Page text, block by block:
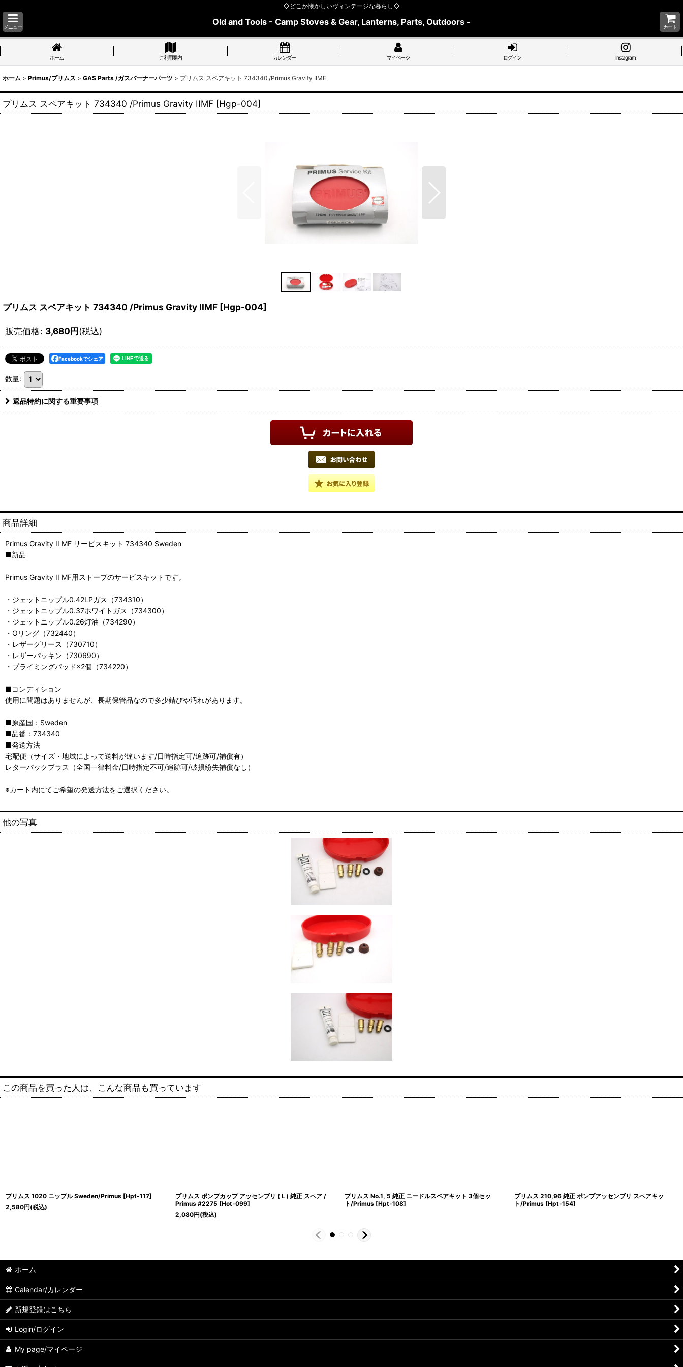
◇どこか懐かしいヴィンテージな暮らし◇
メニュー
Old and Tools - Camp Stoves & Gear, Lanterns, Parts, Outdoors -
カート
ホーム ご利用案内 カレンダー マイページ ログイン Instagram
ホーム > Primus/プリムス > GAS Parts /ガスバーナーパーツ > プリムス スペアキット 734340 /Primus Gravity IIMF
プリムス スペアキット 734340 /Primus Gravity IIMF [Hgp-004]
プリムス スペアキット 734340 /Primus Gravity IIMF [Hgp-004]
販売価格: 3,680円(税込)
Facebookでシェア
数量:
返品特約に関する重要事項
商品詳細
Primus Gravity II MF サービスキット 734340 Sweden
■新品
Primus Gravity II MF用ストーブのサービスキットです。
・ジェットニップル0.42LPガス（734310）
・ジェットニップル0.37ホワイトガス（734300）
・ジェットニップル0.26灯油（734290）
・Oリング（732440）
・レザーグリース（730710）
・レザーパッキン（730690）
・プライミングパッド×2個（734220）
■コンディション
使用に問題はありませんが、長期保管品なので多少錆びや汚れがあります。
■原産国：Sweden
■品番：734340
■発送方法
宅配便（サイズ・地域によって送料が違います/日時指定可/追跡可/補償有）
レターパックプラス（全国一律料金/日時指定不可/追跡可/破損紛失補償なし）
※カート内にてご希望の発送方法をご選択ください。
他の写真
この商品を買った人は、こんな商品も買っています
プリムス 1020 ニップル Sweden/Primus [Hpt-117]
2,580円(税込)
プリムス ポンプカップ アッセンブリ (Ｌ) 純正 スペア /
Primus #2275 [Hot-099]
2,080円(税込)
プリムス No.1, 5 純正 ニードルスペアキット 3個セッ
ト/Primus [Hpt-108]
プリムス 210,96 純正 ポンプアッセンブリ スペアキッ
ト/Primus [Hpt-154]
ホーム
Calendar/カレンダー
新規登録はこちら
Login/ログイン
My page/マイページ